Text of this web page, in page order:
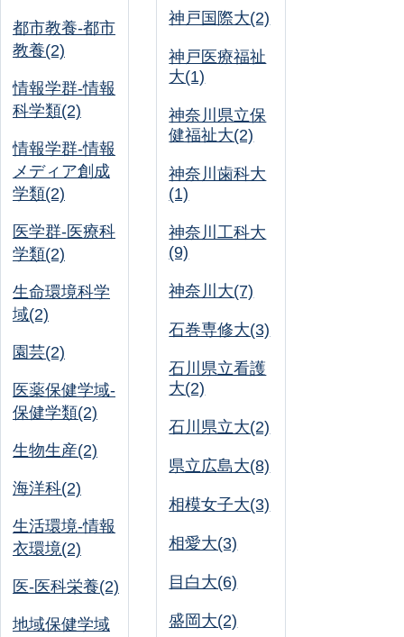
都市教養-都市
教養(2)
情報学群-情報
科学類(2)
情報学群-情報
メディア創成
学類(2)
医学群-医療科
学類(2)
生命環境科学
域(2)
園芸(2)
医薬保健学域-
保健学類(2)
生物生産(2)
海洋科(2)
生活環境-情報
衣環境(2)
医-医科栄養(2)
地域保健学域
神戸国際大(2)
神戸医療福祉
大(1)
神奈川県立保
健福祉大(2)
神奈川歯科大
(1)
神奈川工科大
(9)
神奈川大(7)
石巻専修大(3)
石川県立看護
大(2)
石川県立大(2)
県立広島大(8)
相模女子大(3)
相愛大(3)
目白大(6)
盛岡大(2)